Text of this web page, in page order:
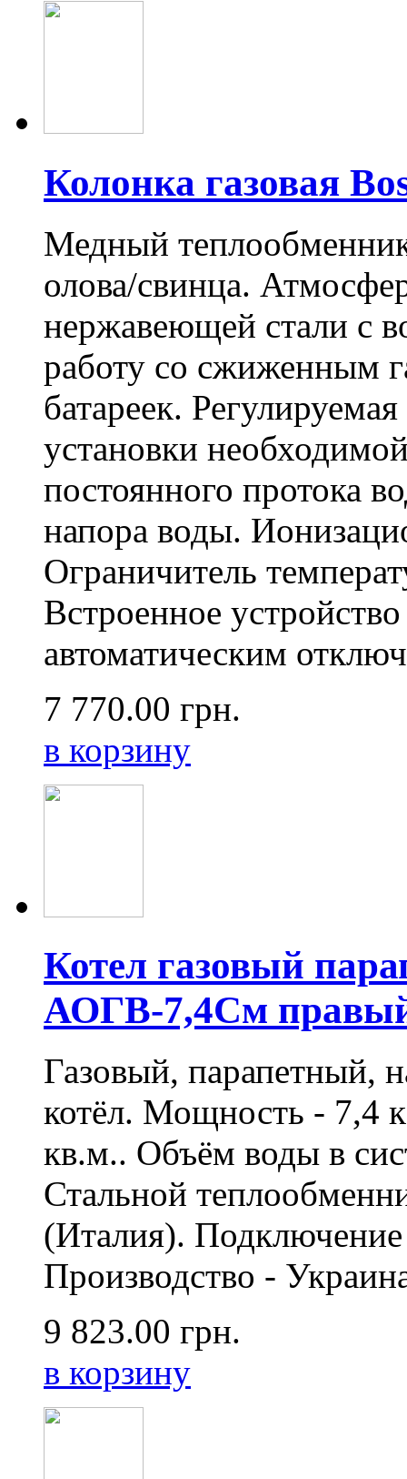
Колонка газовая
Медный
олова/свинца.
нержавеющей стали с
работу со сжиженным
батареек.
установки
постоянного протока
напора воды.
Ограничитель
Встроенное
автоматическим
7 770.00 грн.
в корзину
Котел газовый
АОГВ-7,4См
Газовый, парапетный,
котёл. Мощность - 7,4
кв.м.. Объём воды в
Стальной
(Италия). Подключение
Производство -
9 823.00 грн.
в корзину